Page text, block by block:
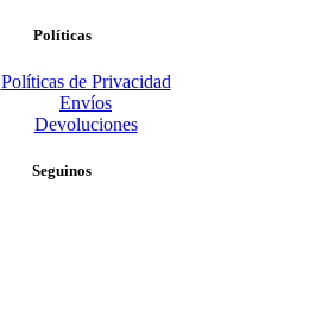
Políticas
Políticas de Privacidad
Envíos
Devoluciones
Seguinos